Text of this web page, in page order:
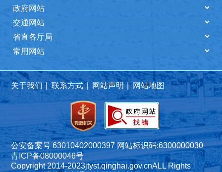
关于我们 | 联系方式 | 网站声明 | 网站地图
公安备案号 63010402000397网站标识码:6300000030
青ICP备08000046号
Copyright 2014-2023jtyst.qinghai.gov.cnALL Rights